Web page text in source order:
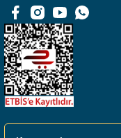
Bu ürüne benzer farklı